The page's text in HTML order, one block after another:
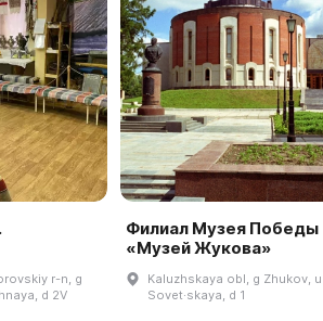
r-n, g
d 2V
Филиал Музея Победы
«Музей Жукова»
Kaluzhskaya obl, g Zhukov,
Sovet·skaya, d 1